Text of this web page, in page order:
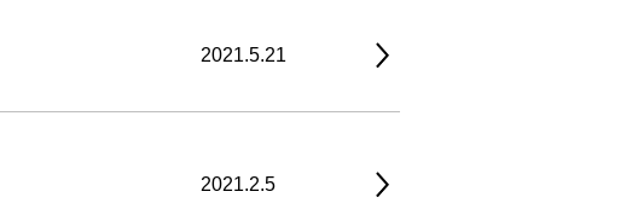
2021.5.21
2021.2.5